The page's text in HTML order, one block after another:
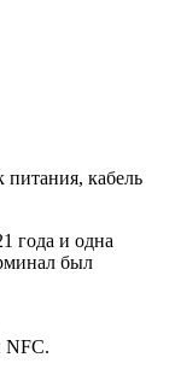
питания, кабель
года и одна
был
NFC.